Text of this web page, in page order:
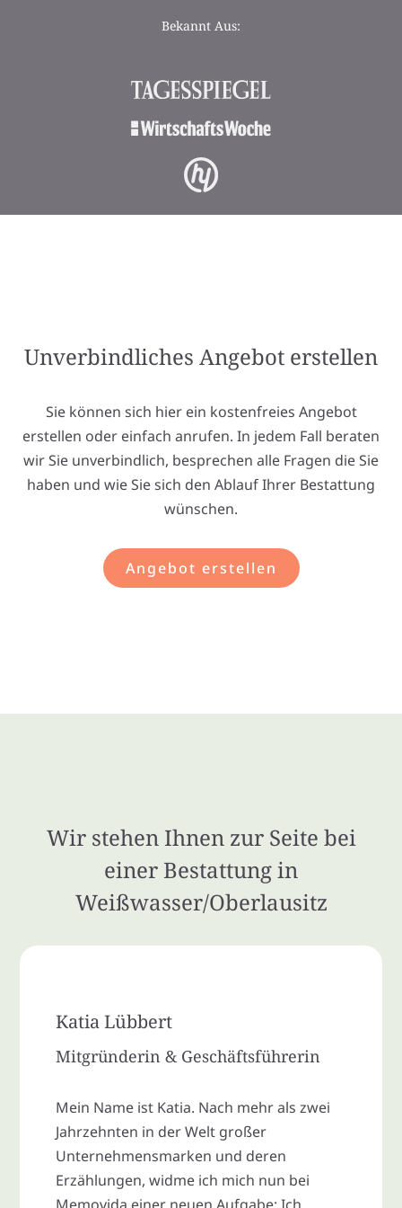
Bekannt Aus:
Unverbindliches Angebot erstellen
Sie können sich hier ein kostenfreies Angebot
erstellen oder einfach anrufen. In jedem Fall beraten
wir Sie unverbindlich, besprechen alle Fragen die Sie
haben und wie Sie sich den Ablauf Ihrer Bestattung
wünschen.
Angebot erstellen
Wir stehen Ihnen zur Seite bei
einer Bestattung in
Weißwasser/Oberlausitz
Katia Lübbert
Mitgründerin & Geschäftsführerin
Mein Name ist Katia. Nach mehr als zwei
Jahrzehnten in der Welt großer
Unternehmensmarken und deren
Erzählungen, widme ich mich nun bei